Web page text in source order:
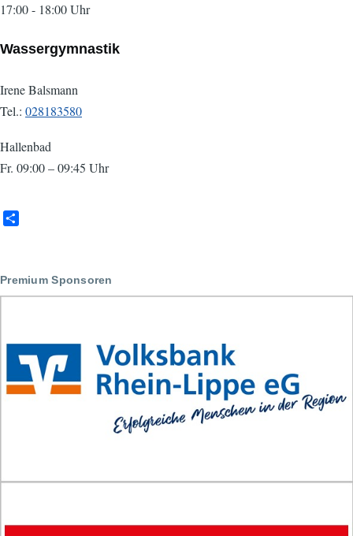
17:00 - 18:00 Uhr
Wassergymnastik
Irene Balsmann
Tel.: 028183580
Hallenbad
Fr. 09:00 – 09:45 Uhr
e
Premium Sponsoren